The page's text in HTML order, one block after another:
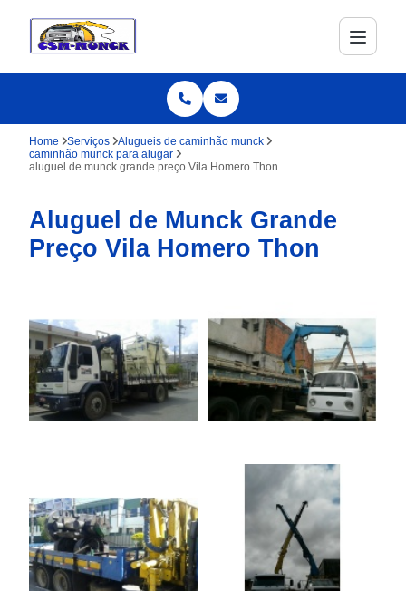
Home Serviços
Alugueis de caminhão munck
caminhão munck para alugar
aluguel de munck grande preço Vila Homero Thon
Aluguel de Munck Grande
Preço Vila Homero Thon